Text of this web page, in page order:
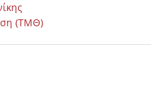
(ΤΜΘ)